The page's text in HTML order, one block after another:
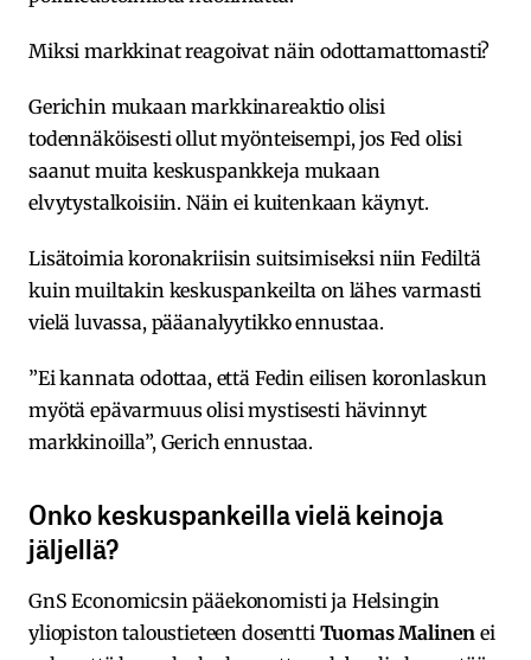
Miksi markkinat reagoivat näin odottamattomasti?
Gerichin mukaan markkinareaktio olisi
todennäköisesti ollut myönteisempi, jos Fed olisi
saanut muita keskuspankkeja mukaan
elvytystalkoisiin. Näin ei kuitenkaan käynyt.
Lisätoimia koronakriisin suitsimiseksi niin Fediltä
kuin muiltakin keskuspankeilta on lähes varmasti
vielä luvassa, pääanalyytikko ennustaa.
”Ei kannata odottaa, että Fedin eilisen koronlaskun
myötä epävarmuus olisi mystisesti hävinnyt
markkinoilla”, Gerich ennustaa.
Onko keskuspankeilla vielä keinoja
jäljellä?
GnS Economicsin pääekonomisti ja Helsingin
yliopiston taloustieteen dosentti Tuomas Malinen ei